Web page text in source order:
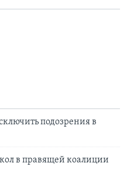
подозрения в
в правящей коалиции